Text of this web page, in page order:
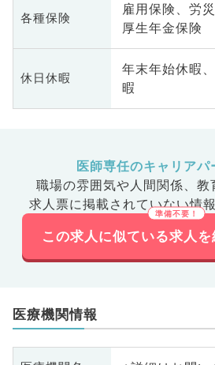
各種保険
雇用保険、労
厚生年金保険
休日休暇
年末年始休暇
暇
医師専任のキャリアパ
職場の雰囲気や人間関係、 教
求人票に掲載されていない情
この求人に似ている求人
医療機関情報